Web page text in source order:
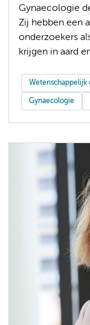
Gynaecologie
Zij hebben een
onderzoekers
krijgen in aard
Wetenschappelijk
Gynaecologie